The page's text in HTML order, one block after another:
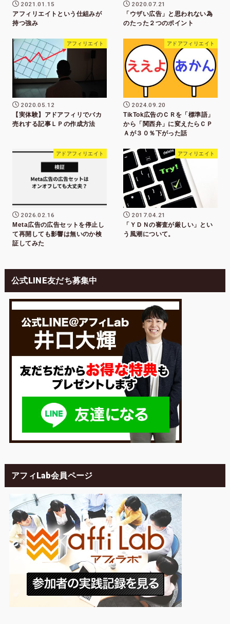
2021.01.15
アフィリエイトという仕組みが
持つ強み
2020.07.21
「ウザい広告」と思われない為
のたった２つのポイント
アフィリエイト
2020.05.12
【実体験】アドアフィリでバカ
売れする記事ＬＰの作成方法
アドアフィリエイト
2024.09.20
TikTok広告のＣＲを「標準語」
から「関西弁」に変えたらＣＰ
Ａが３０％下がった話
アドアフィリエイト
2026.02.16
Meta広告の広告セットを停止し
て再開しても影響は無いのか検
証してみた
アフィリエイト
2017.04.21
「ＹＤＮの審査が厳しい」とい
う風潮について。
公式LINE友だち募集中
アフィLab会員ページ